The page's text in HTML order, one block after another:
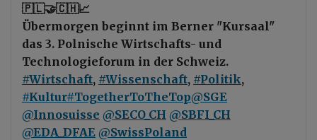
🇵🇱🤝🇨🇭📈
Übermorgen beginnt im Berner "Kursaal"
das 3. Polnische Wirtschafts- und
Technologieforum in der Schweiz.
#Wirtschaft, #Wissenschaft, #Politik,
#Kultur#TogetherToTheTop@SGE
@Innosuisse @SECO_CH @SBFI_CH
@EDA_DFAE @SwissPoland